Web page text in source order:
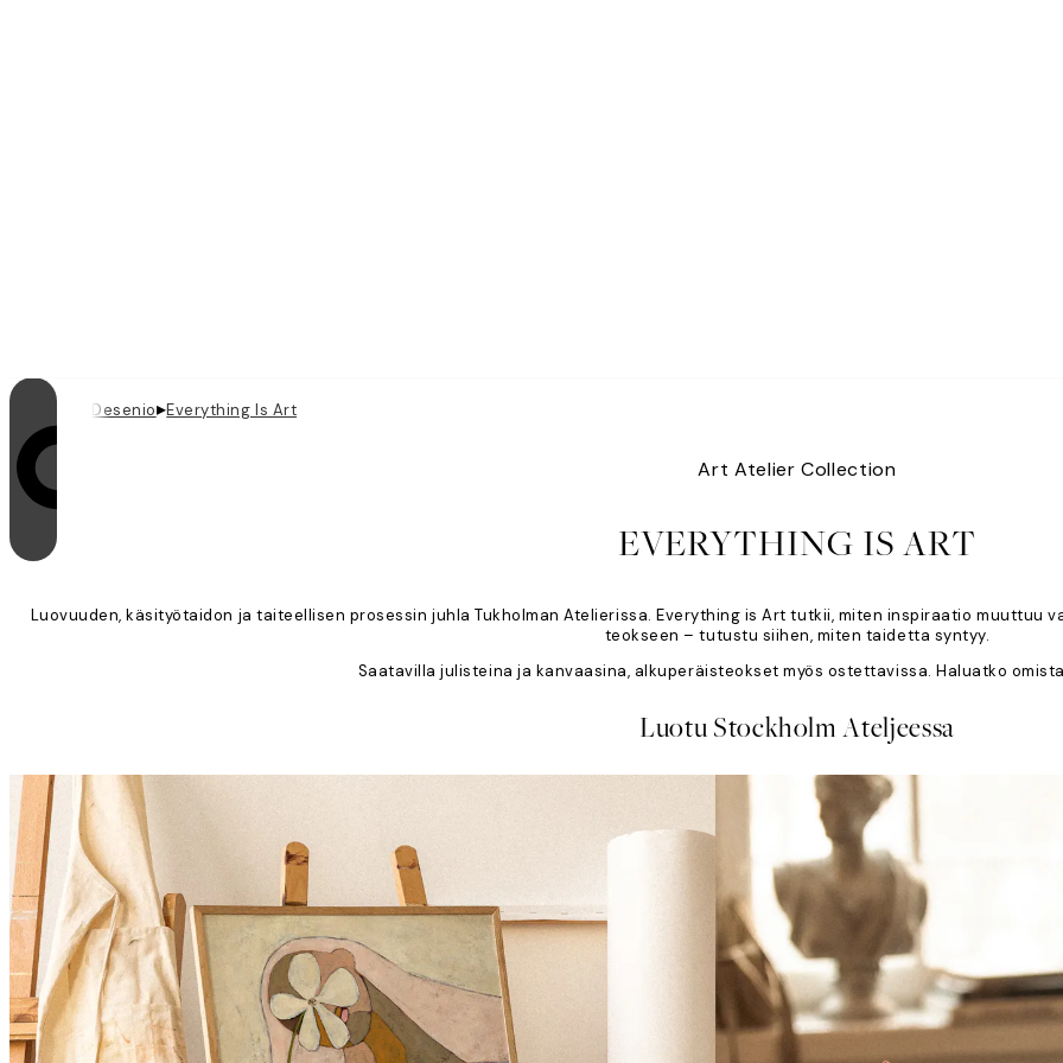
Desenio▸Everything Is Art
Art Atelier Collection
EVERYTHING IS ART
Luovuuden, käsityötaidon ja taiteellisen prosessin juhla Tukholman Atelierissa. Everything is Art tutkii, miten inspiraatio muuttuu
teokseen – tutustu siihen, miten taidetta syntyy.
Saatavilla julisteina ja kanvaasina, alkuperäisteokset myös ostettavissa. Haluatko
Luotu Stockholm Ateljeessa